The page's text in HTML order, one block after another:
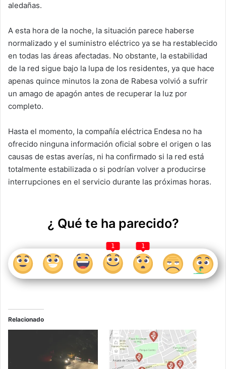
aledañas.
A esta hora de la noche, la situación parece haberse
normalizado y el suministro eléctrico ya se ha restablecido
en todas las áreas afectadas. No obstante, la estabilidad
de la red sigue bajo la lupa de los residentes, ya que hace
apenas quince minutos la zona de Rabesa volvió a sufrir
un amago de apagón antes de recuperar la luz por
completo.
Hasta el momento, la compañía eléctrica Endesa no ha
ofrecido ninguna información oficial sobre el origen o las
causas de estas averías, ni ha confirmado si la red está
totalmente estabilizada o si podrían volver a producirse
interrupciones en el servicio durante las próximas horas.
¿ Qué te ha parecido?
1 1
Relacionado